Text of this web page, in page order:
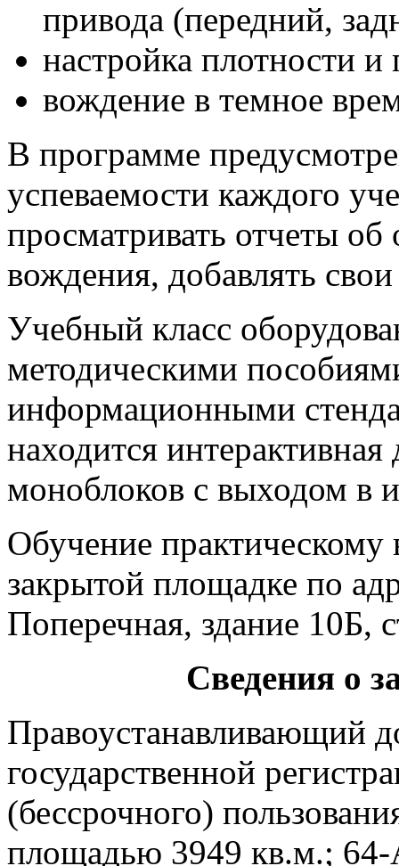
привода (передний,
настройка плотности и
вождение в темное
В программе
успеваемости каждого
просматривать отчеты
вождения, добавлять
Учебный класс
методическими
информационными
находится
моноблоков с выходом в
Обучение
закрытой площадке по
Поперечная, здание 10Б,
Сведения о
Правоустанавливающий
государственной
(бессрочного)
площадью 3949 кв.м.; 64-